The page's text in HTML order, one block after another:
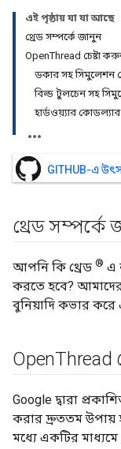
এই পৃষ্ঠায় যা যা আছে
থ্রেড সম্পর্কে জানুন
OpenThread চেষ্টা
ডকার সহ সিমুলেশন
বিল্ড টুলচেন সহ
হার্ডওয়্যার কোডল্যাব
GITHUB-এ
থ্রেড সম্পর্কে
আপনি কি থ্রেড ® এ
করতে হবে?
বুনিয়াদি কভার
OpenThread
Google দ্বারা
করার দ্রুততম উপায়
মধ্যে একটির মাধ্যমে